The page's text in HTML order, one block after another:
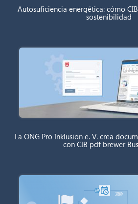
Autosuficiencia energética: cómo
sostenibilidad
La ONG Pro Inklusion e. V. crea
con CIB pdf brewer